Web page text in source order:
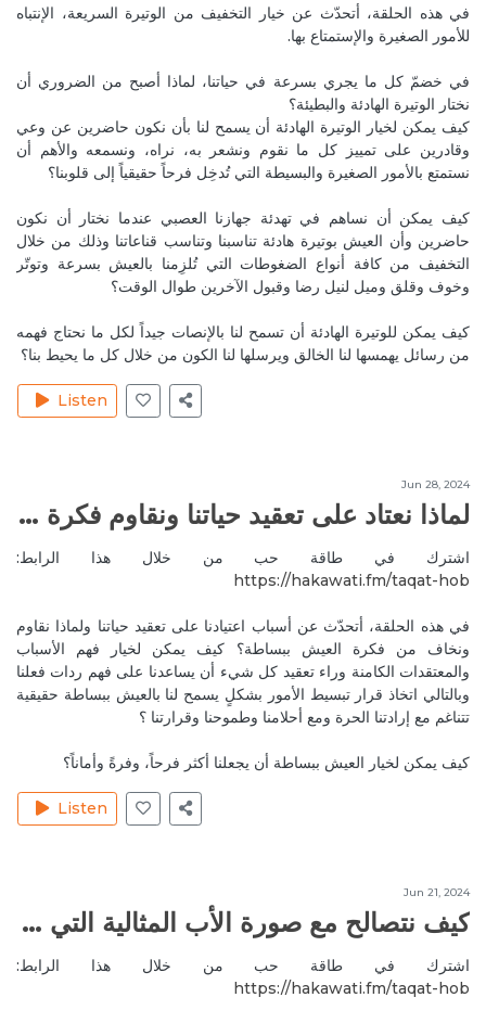
Reply
Thank you ❤🙏
طاقة الذكورة وطاقة الأنوثة Reply
KatiaL Jun 22, 2020
Yiiiiii Joëlleeee ❤❤❤❤ can we ask why are you leaving
😪 ???? Surelyyyy you will be missed ❤ Thank you for
every word you contributed to those episodes . Wish
you all the best ! ❤
كيف نعيد التوازن لطاقة الذكورة والأنوثة المجروحة؟ Reply
JoelleC Jun 22, 2020
Thank you <3
أهمية التحرر من أوجاعنا Reply
MireilleeH Jun 27, 2020
feedback 🙏
أهمية التحرر من أوجاعنا Reply
MajidahA Jul 4, 2020
كلام جميل جدا جدا ... شكرا
معالجة وتحرير صوتنا الداخلي Reply
MireilleeH
MajidahA Jul 5, 2020
رفيقي كل صباح مع فنجان القهوة... تعلمت منك كثيرا ..استمري
فأنت صاحبة رسالة عظيمة لا يفهمها الكثير .. احبك جدا
في هذه الحلقة، أتحدّث عن خيار التخفيف من الوتيرة السريعة، الإنتباه
للأمور الصغيرة والإستمتاع بها.
في خضمّ كل ما يجري بسرعة في حياتنا، لماذا أصبح من الضروري أن
نختار الوتيرة الهادئة والبطيئة؟
كيف يمكن لخيار الوتيرة الهادئة أن يسمح لنا بأن نكون حاضرين عن وعي
وقادرين على تمييز كل ما نقوم ونشعر به، نراه، ونسمعه والأهم أن
نستمتع بالأمور الصغيرة والبسيطة التي تُدخِل فرحاً حقيقياً إلى قلوبنا؟
كيف يمكن أن نساهم في تهدئة جهازنا العصبي عندما نختار أن نكون
حاضرين وأن العيش بوتيرة هادئة تناسبنا وتناسب قناعاتنا وذلك من خلال
التخفيف من كافة أنواع الضغوطات التي تُلزِمنا بالعيش بسرعة وتوتّر
وخوف وقلق وميل لنيل رضا وقبول الآخرين طوال الوقت؟
كيف يمكن للوتيرة الهادئة أن تسمح لنا بالإنصات جيداً لكل ما نحتاج فهمه
من رسائل يهمسها لنا الخالق ويرسلها لنا الكون من خلال كل ما يحيط بنا؟
Listen
Jun 28, 2024
لماذا نعتاد على تعقيد حياتنا ونقاوم فكرة العيش بشكل بسيط؟
اشترك في طاقة حب من خلال هذا الرابط:
https://hakawati.fm/taqat-hob‬
في هذه الحلقة، أتحدّث عن أسباب اعتيادنا على تعقيد حياتنا ولماذا نقاوم
ونخاف من فكرة العيش ببساطة؟ كيف يمكن لخيار فهم الأسباب
والمعتقدات الكامنة وراء تعقيد كل شيء أن يساعدنا على فهم ردات فعلنا
وبالتالي اتخاذ قرار تبسيط الأمور بشكلٍ يسمح لنا بالعيش ببساطة حقيقية
تتناغم مع إرادتنا الحرة ومع أحلامنا وطموحنا وقرارتنا ؟
كيف يمكن لخيار العيش ببساطة أن يجعلنا أكثر فرحاً، وفرةً وأماناً؟
Listen
Jun 21, 2024
كيف نتصالح مع صورة الأب المثالية التي بنيناها في رأسنا؟
اشترك في طاقة حب من خلال هذا الرابط:
https://hakawati.fm/taqat-hob‬